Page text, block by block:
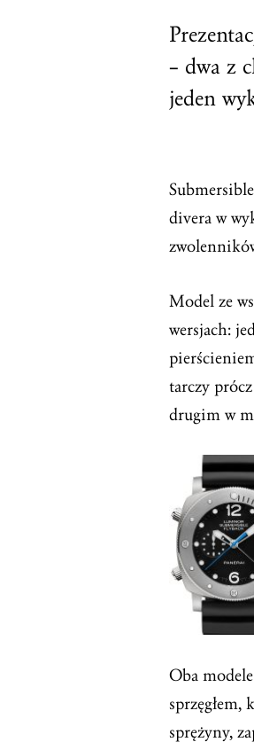
– dwa z
jeden
divera w
Model ze
wersjach:
tarczy
drugim w
Oba
sprzęgłem,
sprężyny,